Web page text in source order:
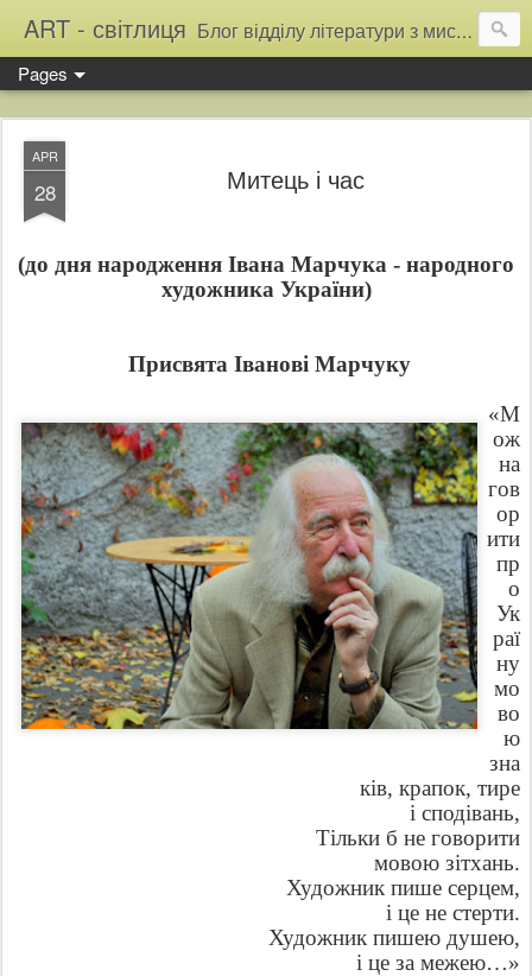
ART - світлиця Блог відділу літератури з мистецтва Тернопільської обласної універсальної наукової бібліотеки
Pages
APR
28 Митець і час
(до дня народження Івана Марчука - народного
художника України)
Присвята Іванові Марчуку
«М
ож
на
гов
ор
ити
пр
о
Ук
раї
ну
мо
во
ю
зна
ків, крапок, тире
і сподівань,
Тільки б не говорити
мовою зітхань.
Художник пише серцем,
і це не стерти.
Художник пишею душею,
і це за межею…»